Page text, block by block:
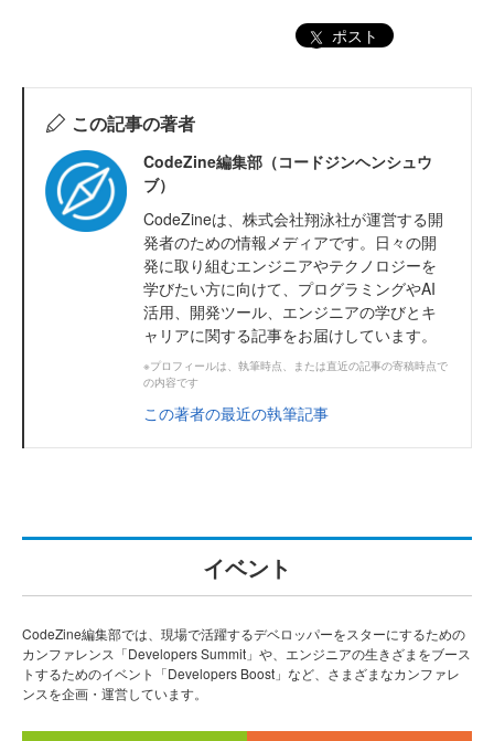
ポスト
この記事の著者
CodeZine編集部（コードジンヘンシュウ
ブ）
CodeZineは、株式会社翔泳社が運営する開
発者のための情報メディアです。日々の開
発に取り組むエンジニアやテクノロジーを
学びたい方に向けて、プログラミングやAI
活用、開発ツール、エンジニアの学びとキ
ャリアに関する記事をお届けしています。
※プロフィールは、執筆時点、または直近の記事の寄稿時点で
の内容です
この著者の最近の執筆記事
イベント
CodeZine編集部では、現場で活躍するデベロッパーをスターにするための
カンファレンス「Developers Summit」や、エンジニアの生きざまをブース
トするためのイベント「Developers Boost」など、さまざまなカンファレ
ンスを企画・運営しています。